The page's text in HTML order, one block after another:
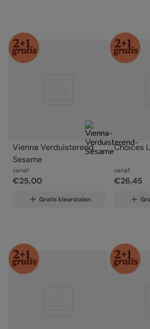
Vienna Verduisterend
Sesame
vanaf:
€25,00
Gratis kleurstalen
Choices
vanaf:
€26,45